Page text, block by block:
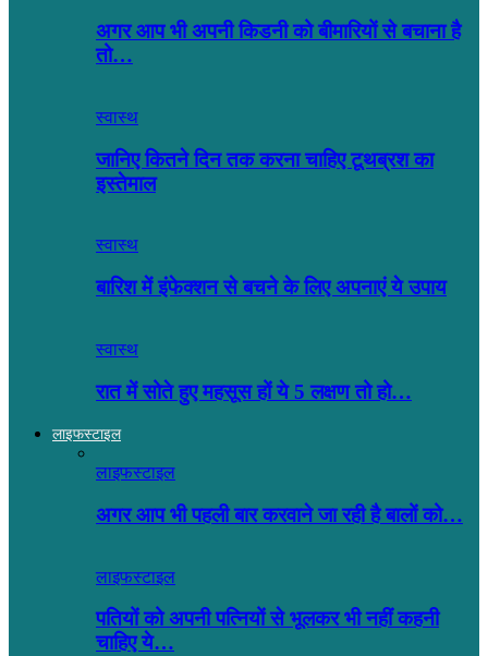
अगर आप भी अपनी किडनी को बीमारियों से बचाना है
तो…
स्वास्थ
जानिए कितने दिन तक करना चाहिए टूथब्रश का
इस्तेमाल
स्वास्थ
बारिश में इंफेक्शन से बचने के लिए अपनाएं ये उपाय
स्वास्थ
रात में सोते हुए महसूस हों ये 5 लक्षण तो हो…
लाइफस्टाइल
लाइफस्टाइल
अगर आप भी पहली बार करवाने जा रही है बालों को…
लाइफस्टाइल
पतियों को अपनी पत्नियों से भूलकर भी नहीं कहनी
चाहिए ये…